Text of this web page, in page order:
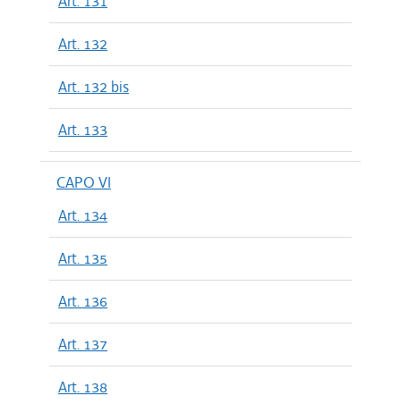
Art. 132
Art. 132 bis
Art. 133
CAPO VI
Art. 134
Art. 135
Art. 136
Art. 137
Art. 138